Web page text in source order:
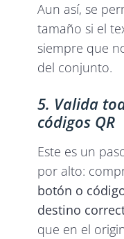
Aun así, se
tamaño si el
siempre que
del conjunto.
5. Valida
códigos QR
Este es un
por alto:
botón o
destino
que en el